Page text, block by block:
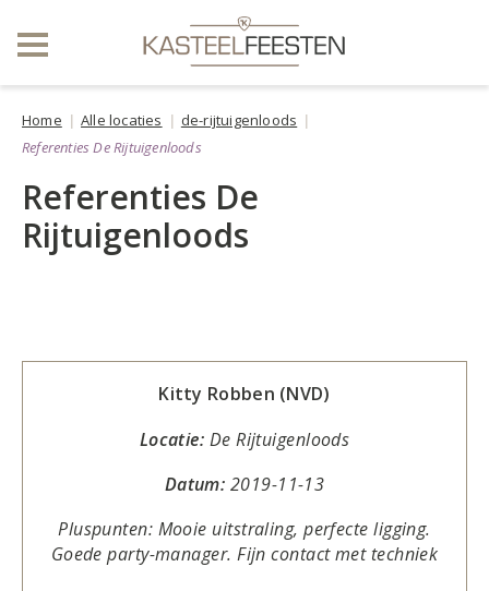
Home Alle locaties
de-rijtuigenloods
Referenties De Rijtuigenloods
Referenties De
Rijtuigenloods
Kitty Robben (NVD)
Locatie: De Rijtuigenloods
Datum: 2019-11-13
Pluspunten: Mooie uitstraling, perfecte ligging.
Goede party-manager. Fijn contact met techniek